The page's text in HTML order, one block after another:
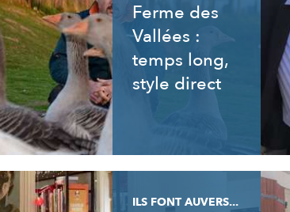
Ferme des
Vallées :
temps long,
style direct
ILS FONT AUVERS...